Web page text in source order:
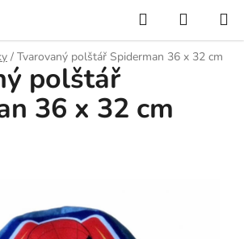
Hledat
KOŠÍK
/ Tvarovaný polštář Spiderman 36 x 32 cm
polštář
36 x 32 cm